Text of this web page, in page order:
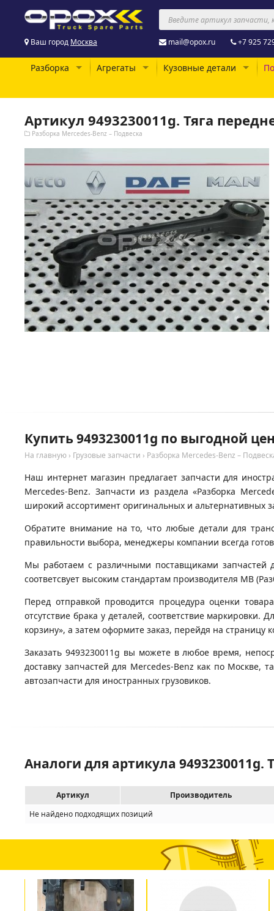
Ваш город Москва mail@opox.ru +7 925
Разборка Агрегаты Кузовные детали
Артикул 9493230011g. Тяга
Разборка Mercedes-Benz – Подвеска
Купить 9493230011g по выгодной
На главную › Грузовые запчасти › Разборка Mercedes-Benz –
Наш интернет магазин предлагает запчасти для
Mercedes-Benz. Запчасти из раздела «Разборка
широкий ассортимент оригинальных и альтернативных
Обратите внимание на то, что любые детали для
правильности выбора, менеджеры компании всегда
Мы работаем с различными поставщиками запчастей
соответсвует высоким стандартам производителя MB
Перед отправкой проводится процедура оценки
отсутствие брака у деталей, соответствие маркировки.
корзину», а затем оформите заказ, перейдя на страницу
Заказать 9493230011g вы можете в любое время,
доставку запчастей для Mercedes-Benz как по
автозапчасти для иностранных грузовиков.
Аналоги для артикула 9493230011g.
Артикул
Производитель
Не найдено подходящих позиций